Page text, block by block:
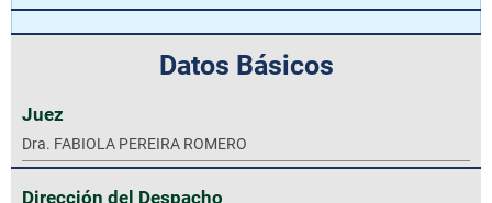
Datos Básicos
Juez
Dra. FABIOLA PEREIRA ROMERO
Dirección del Despacho